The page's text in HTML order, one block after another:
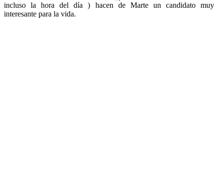
incluso la hora del día ) hacen de Marte un candidato muy
interesante para la vida.